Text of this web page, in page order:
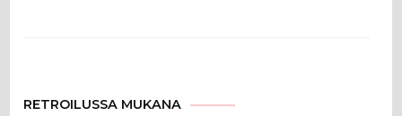
RETROILUSSA MUKANA